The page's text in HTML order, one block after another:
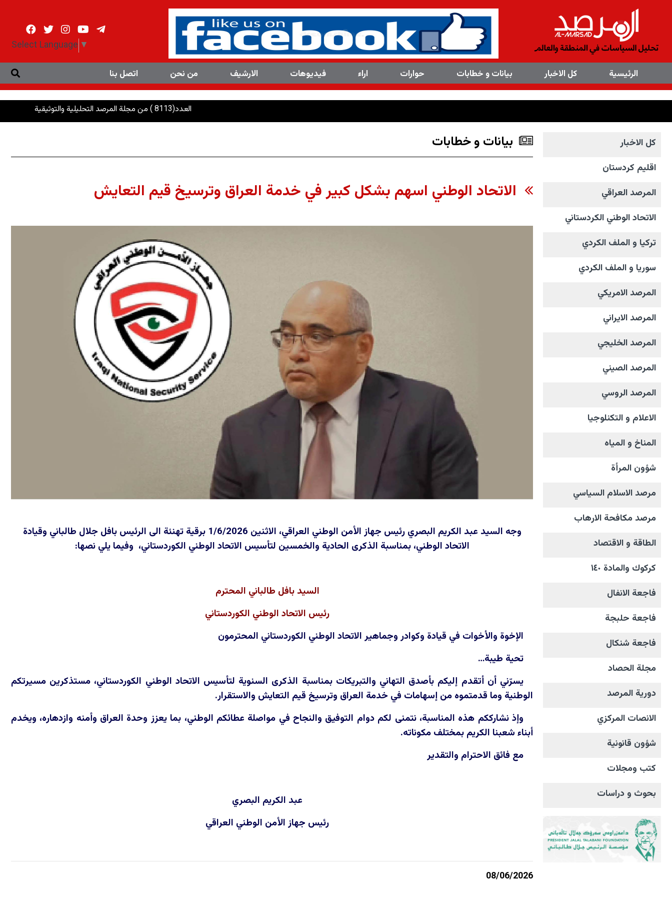
Select Language ▼
الرئیسیة کل الاخبار بیانات و خطابات حوارات اراء فیدیوهات الارشیف من نحن اتصل بنا
×
العدد(8113 ) من مجلة المرصد التحليلية والتوثيقية
کل الاخبار
اقليم كردستان
المرصد العراقي
الاتحاد الوطني الکردستاني
تركيا و الملف الکردي
سوريا و الملف الکردي
المرصد الامریکي
المرصد الايراني
المرصد الخليجي
المرصد الصيني
المرصد الروسي
الاعلام و التکنلوجیا
المناخ و المیاه
شؤون المرأة
مرصد الاسلام السياسي
مرصد مكافحة الارهاب
الطاقة و الاقتصاد
كركوك والمادة ١٤٠
فاجعة الانفال
فاجعة حلبجة
فاجعة شنكال
مجلة الحصاد
دورية المرصد
الانصات المرکزي
شؤون قانونية
كتب ومجلات
بحوث و دراسات
بیانات و خطابات
الاتحاد الوطني اسهم بشكل كبير في خدمة العراق وترسيخ قيم التعايش
وجه السيد عبد الكريم البصري رئيس جهاز الأمن الوطني العراقي، الاثنين 1/6/2026 برقية تهنئة الى الرئيس بافل جلال طالباني وقيادة
الاتحاد الوطني، بمناسبة الذكرى الحادية والخمسين لتأسيس الاتحاد الوطني الكوردستاني، وفيما يلي نصها:
السيد بافل طالباني المحترم
رئيس الاتحاد الوطني الكوردستاني
الإخوة والأخوات في قيادة وكوادر وجماهير الاتحاد الوطني الكوردستاني المحترمون
تحية طيبة…
يسرّني أن أتقدم إليكم بأصدق التهاني والتبريكات بمناسبة الذكرى السنوية لتأسيس الاتحاد الوطني الكوردستاني، مستذكرين مسيرتكم
الوطنية وما قدمتموه من إسهامات في خدمة العراق وترسيخ قيم التعايش والاستقرار.
وإذ نشارككم هذه المناسبة، نتمنى لكم دوام التوفيق والنجاح في مواصلة عطائكم الوطني، بما يعزز وحدة العراق وأمنه وازدهاره، ويخدم
أبناء شعبنا الكريم بمختلف مكوناته.
مع فائق الاحترام والتقدير
عبد الكريم البصري
رئيس جهاز الأمن الوطني العراقي
08/06/2026